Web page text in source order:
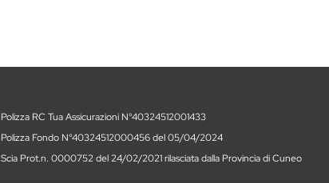
Polizza RC Tua Assicurazioni N°40324512001433
Polizza Fondo N°40324512000456 del 05/04/2024
Scia Prot.n. 0000752 del 24/02/2021 rilasciata dalla Provincia di Cuneo